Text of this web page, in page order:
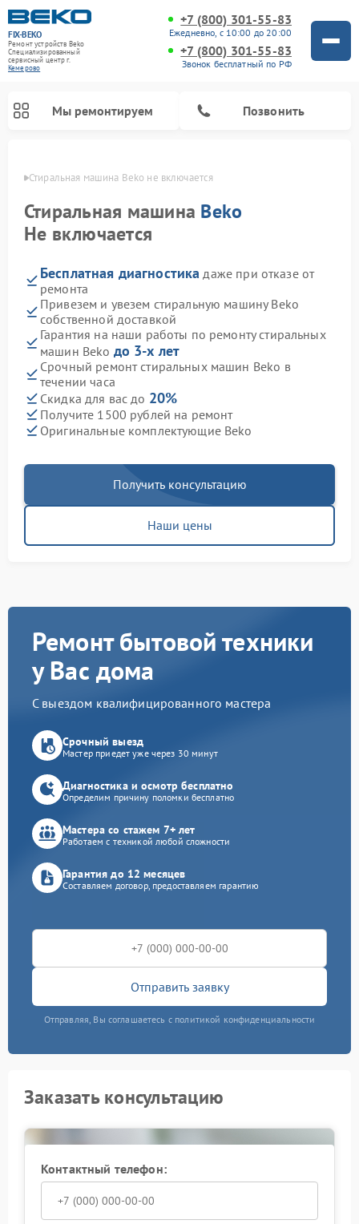
FIX-BEKO
Ремонт устройств Beko
Специализированный
cервисный центр г.
Кемерово
+7 (800) 301-55-83
Ежедневно, с 10:00 до 20:00
+7 (800) 301-55-83
Звонок бесплатный по РФ
Мы ремонтируем Позвонить
Стиральная машина Beko не включается
Стиральная машина Beko
Не включается
Бесплатная диагностика даже при отказе от
ремонта
Привезем и увезем стиральную машину Beko
собственной доставкой
Гарантия на наши работы по ремонту стиральных
машин Beko до 3-х лет
Срочный ремонт стиральных машин Beko в
течении часа
Скидка для вас до 20%
Получите 1500 рублей на ремонт
Оригинальные комплектующие Beko
Получить консультацию
Наши цены
Ремонт бытовой техники
у Вас дома
С выездом квалифицированного мастера
Срочный выезд
Мастер приедет уже через 30 минут
Диагностика и осмотр бесплатно
Определим причину поломки бесплатно
Мастера со стажем 7+ лет
Работаем с техникой любой сложности
Гарантия до 12 месяцев
Составляем договор, предоставляем гарантию
Отправить заявку
Отправляя, Вы соглашаетесь с политикой конфиденциальности
Заказать консультацию
Контактный телефон: